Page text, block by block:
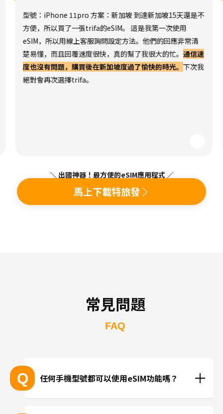
型號：iPhone 11pro 方案：新加坡 到達新加坡15天還是不
方便，所以買了一張trifa的eSIM。 這是我第一次使用
eSIM，所以用線上客服詢問設定方法。他們的回應非常清
楚易懂，而且回覆速度很快，真的幫了我很大的忙。 通信速
度也沒有問題，購買後在新加坡度過了愉快的時光。 下次我
絕對會再次選擇trifa。
＼ 出國神器！最方便的eSIM應用程式 ／
馬上下載特旅發
常見問題
FAQ
Q 任何手機型號都可以使用eSIM功能嗎？